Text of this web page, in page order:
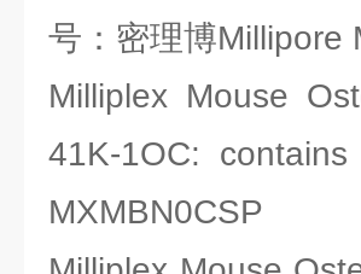
号：密理博Millipore
Milliplex Mouse
41K-1OC:
MXMBN0CSP